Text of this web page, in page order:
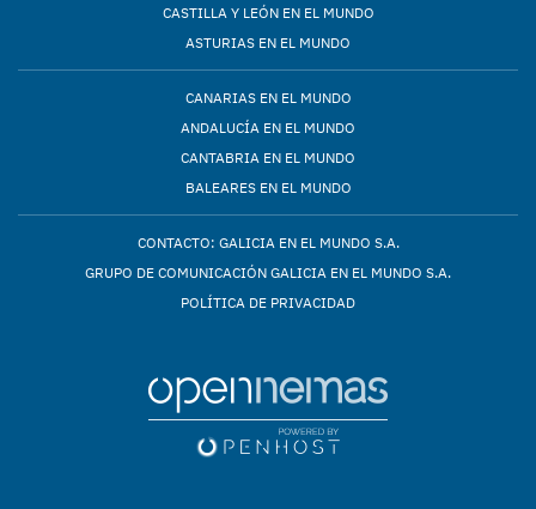
CASTILLA Y LEÓN EN EL MUNDO
ASTURIAS EN EL MUNDO
CANARIAS EN EL MUNDO
ANDALUCÍA EN EL MUNDO
CANTABRIA EN EL MUNDO
BALEARES EN EL MUNDO
CONTACTO: GALICIA EN EL MUNDO S.A.
GRUPO DE COMUNICACIÓN GALICIA EN EL MUNDO S.A.
POLÍTICA DE PRIVACIDAD